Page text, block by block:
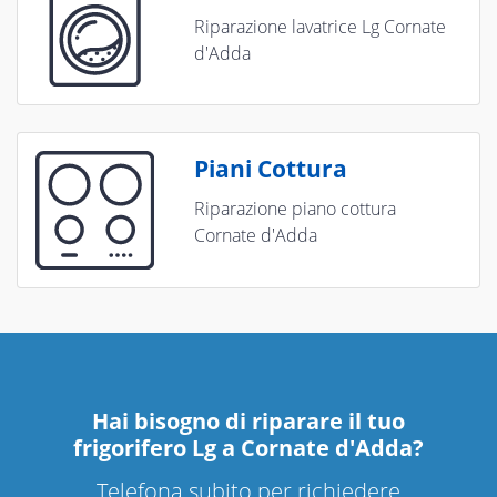
Riparazione lavatrice Lg Cornate
d'Adda
Piani Cottura
Riparazione piano cottura
Cornate d'Adda
Hai bisogno di riparare il tuo
frigorifero Lg a Cornate d'Adda?
Telefona subito per richiedere